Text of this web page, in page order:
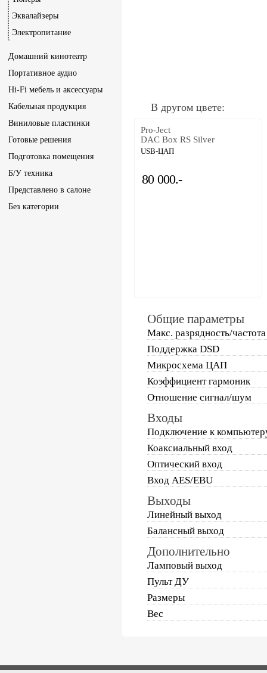
Эквалайзеры
Электропитание
Домашний кинотеатр
Портативное аудио
Hi-Fi мебель и аксессуары
Кабельная продукция
Виниловые пластинки
Готовые решения
Подготовка помещения
Б/У техника
Представлено в салоне
Без категории
В другом цвете:
Pro-Ject
DAC Box RS Silver
USB-ЦАП
80 000.-
Общие параметры
Макс. разрядность/
Поддержка DSD
Микросхема ЦАП
Коэффициент гармоник
Отношение сигнал/шум
Входы
Подключение к
Коаксиальный вход
Оптический вход
Вход AES/EBU
Выходы
Линейный выход
Балансный выход
Дополнительно
Ламповый выход
Пульт ДУ
Размеры
Вес